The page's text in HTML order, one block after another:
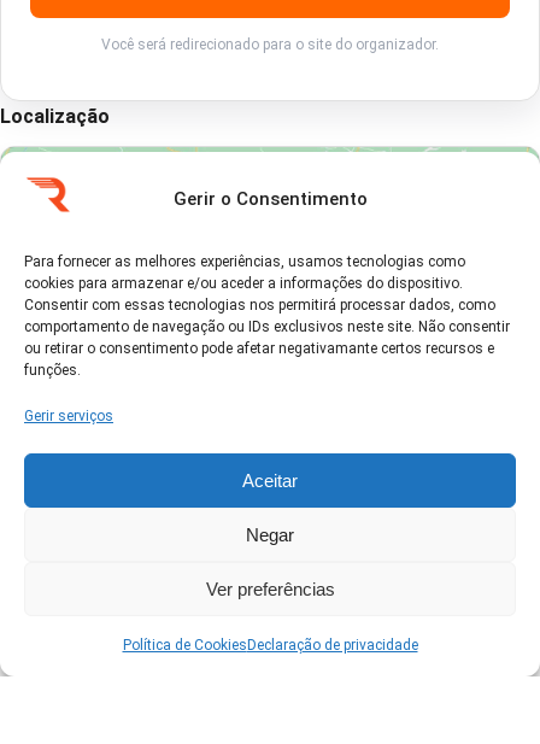
Gerir o Consentimento
Para fornecer as melhores experiências, usamos tecnologias como
cookies para armazenar e/ou aceder a informações do dispositivo.
Consentir com essas tecnologias nos permitirá processar dados, como
comportamento de navegação ou IDs exclusivos neste site. Não consentir
ou retirar o consentimento pode afetar negativamante certos recursos e
funções.
Gerir serviços
Aceitar
Negar
Ver preferências
Política de Cookies Declaração de privacidade
Você será redirecionado para o site do organizador.
Localização
Clique em 'Concordo' para ativar Google
maps
Política de Cookies